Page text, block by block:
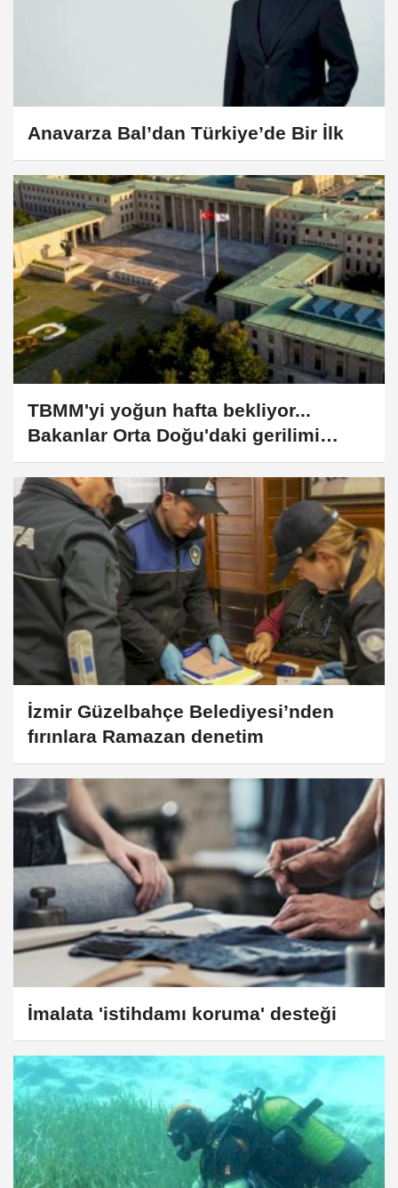
Anavarza Bal’dan Türkiye’de Bir İlk
TBMM'yi yoğun hafta bekliyor...
Bakanlar Orta Doğu'daki gerilimi
anlatacak
İzmir Güzelbahçe Belediyesi’nden
fırınlara Ramazan denetim
İmalata 'istihdamı koruma' desteği